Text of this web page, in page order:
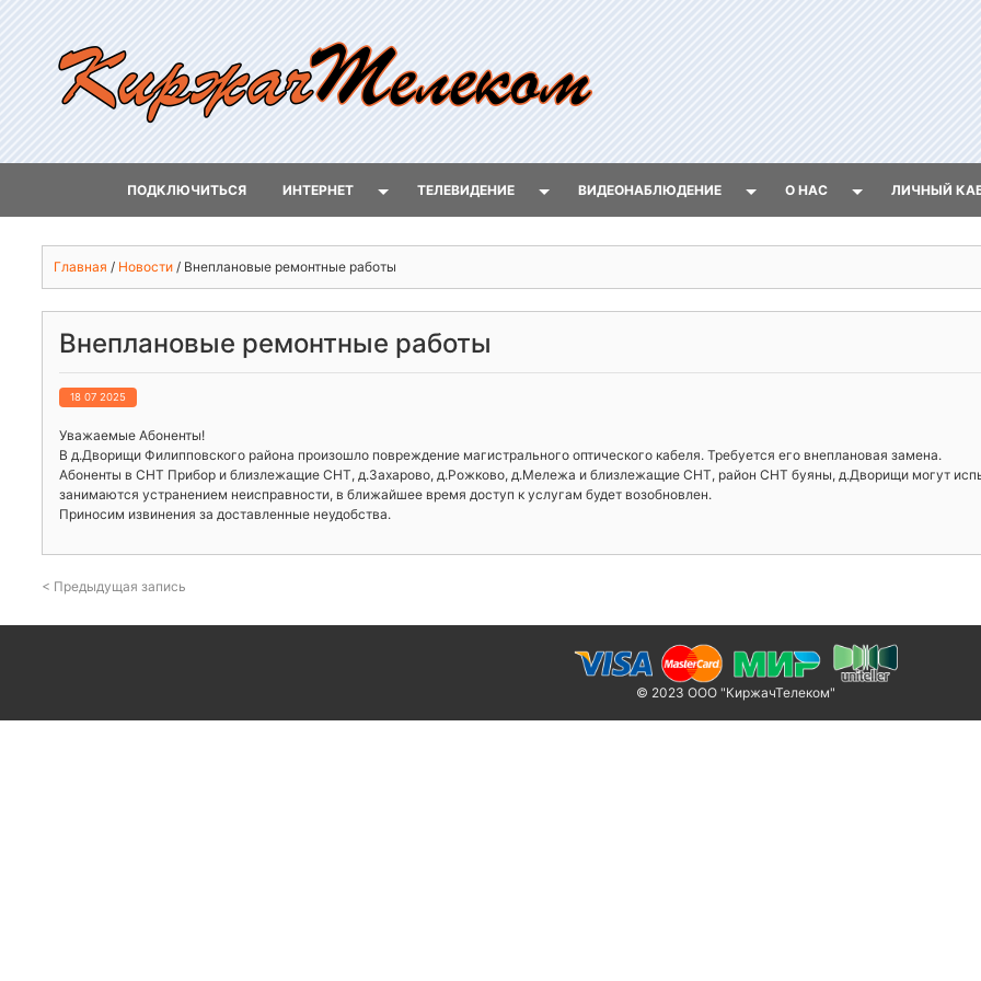
ПОДКЛЮЧИТЬСЯ ИНТЕРНЕТ ТЕЛЕВИДЕНИЕ ВИДЕОНАБЛЮДЕНИЕ О НАС ЛИЧНЫЙ
Главная / Новости / Внеплановые ремонтные работы
Внеплановые ремонтные работы
18 07 2025
Уважаемые Абоненты!
В д.Дворищи Филипповского района произошло повреждение магистрального оптического кабеля. Требуется его внеплановая замена.
Абоненты в СНТ Прибор и близлежащие СНТ, д.Захарово, д.Рожково, д.Мележа и близлежащие СНТ, район СНТ буяны, д.Дворищи могут
занимаются устранением неисправности, в ближайшее время доступ к услугам будет возобновлен.
Приносим извинения за доставленные неудобства.
< Предыдущая запись
© 2023 ООО "КиржачТелеком"